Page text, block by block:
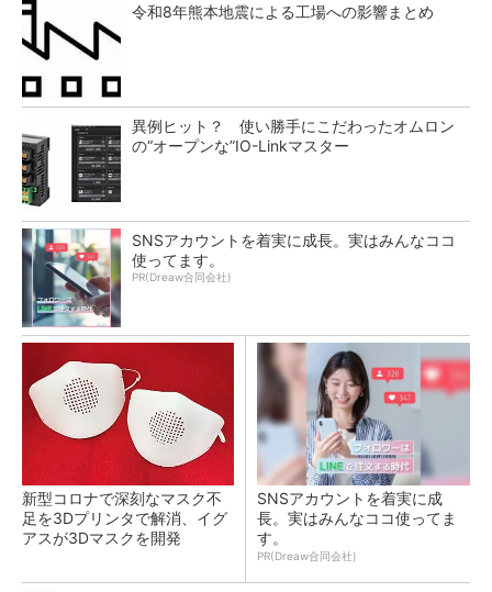
令和8年熊本地震による工場への影響まとめ
異例ヒット？ 使い勝手にこだわったオムロン
の“オープンな”IO-Linkマスター
SNSアカウントを着実に成長。実はみんなココ
使ってます。
PR(Dreaw合同会社)
新型コロナで深刻なマスク不
足を3Dプリンタで解消、イグ
アスが3Dマスクを開発
SNSアカウントを着実に成
長。実はみんなココ使ってま
す。
PR(Dreaw合同会社)